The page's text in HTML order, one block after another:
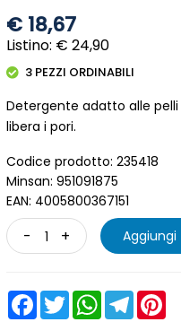
€ 18,67
Listino: € 24,90
3 PEZZI ORDINABILI
Detergente adatto alle
libera i pori.
Codice prodotto: 235418
Minsan: 951091875
EAN: 4005800367151
- + Aggiungi
Facebook
TwitterWhatsApp
Telegram